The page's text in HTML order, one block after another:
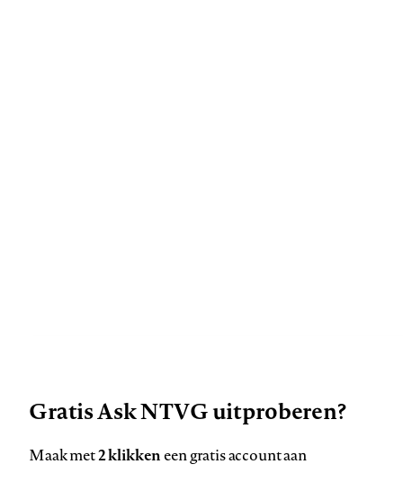
Gratis Ask NTVG uitproberen?
Maak met2 klikkeneen gratis account aan
Zie onze cookie policy